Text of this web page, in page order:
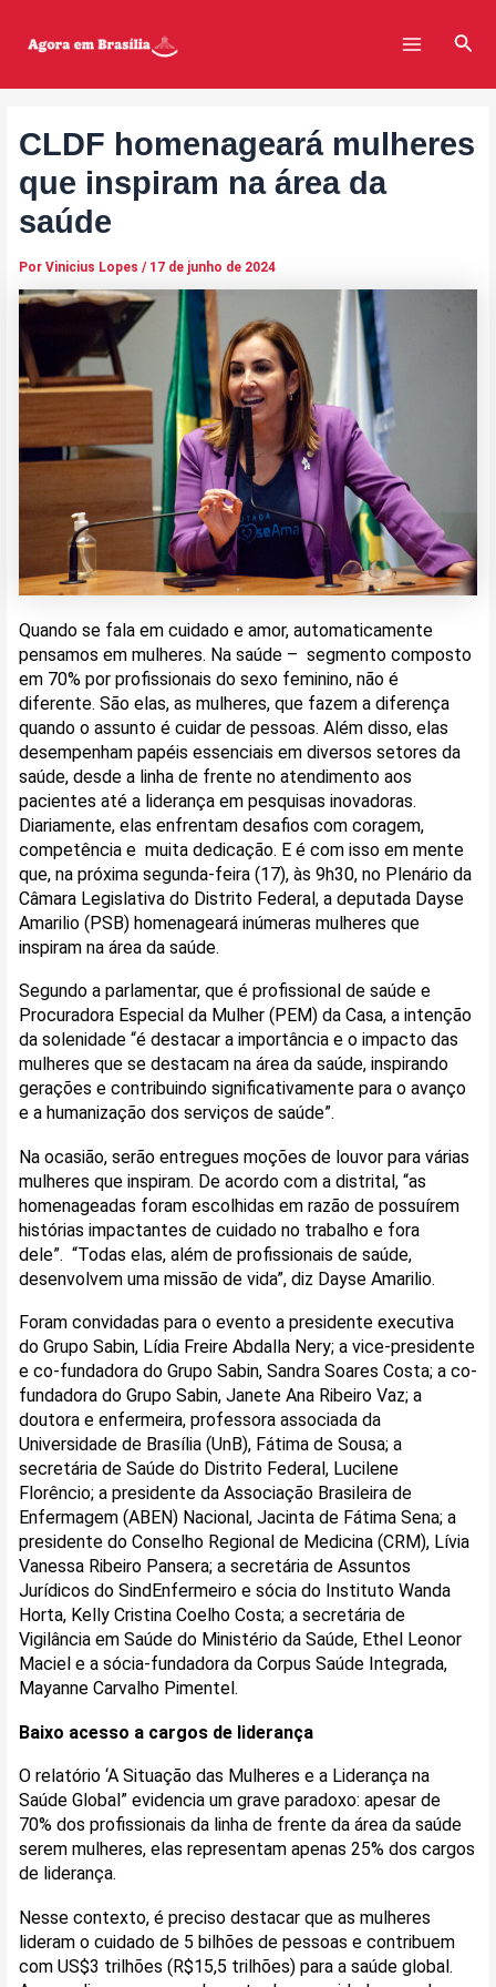
Menu
CLDF homenageará mulheres
que inspiram na área da
saúde
Por Vinicius Lopes / 17 de junho de 2024
Quando se fala em cuidado e amor, automaticamente
pensamos em mulheres. Na saúde – segmento composto
em 70% por profissionais do sexo feminino, não é
diferente. São elas, as mulheres, que fazem a diferença
quando o assunto é cuidar de pessoas. Além disso, elas
desempenham papéis essenciais em diversos setores da
saúde, desde a linha de frente no atendimento aos
pacientes até a liderança em pesquisas inovadoras.
Diariamente, elas enfrentam desafios com coragem,
competência e muita dedicação. E é com isso em mente
que, na próxima segunda-feira (17), às 9h30, no Plenário da
Câmara Legislativa do Distrito Federal, a deputada Dayse
Amarilio (PSB) homenageará inúmeras mulheres que
inspiram na área da saúde.
Segundo a parlamentar, que é profissional de saúde e
Procuradora Especial da Mulher (PEM) da Casa, a intenção
da solenidade “é destacar a importância e o impacto das
mulheres que se destacam na área da saúde, inspirando
gerações e contribuindo significativamente para o avanço
e a humanização dos serviços de saúde”.
Na ocasião, serão entregues moções de louvor para várias
mulheres que inspiram. De acordo com a distrital, “as
homenageadas foram escolhidas em razão de possuírem
histórias impactantes de cuidado no trabalho e fora
dele”. “Todas elas, além de profissionais de saúde,
desenvolvem uma missão de vida”, diz Dayse Amarilio.
Foram convidadas para o evento a presidente executiva
do Grupo Sabin, Lídia Freire Abdalla Nery; a vice-presidente
e co-fundadora do Grupo Sabin, Sandra Soares Costa; a co-
fundadora do Grupo Sabin, Janete Ana Ribeiro Vaz; a
doutora e enfermeira, professora associada da
Universidade de Brasília (UnB), Fátima de Sousa; a
secretária de Saúde do Distrito Federal, Lucilene
Florêncio; a presidente da Associação Brasileira de
Enfermagem (ABEN) Nacional, Jacinta de Fátima Sena; a
presidente do Conselho Regional de Medicina (CRM), Lívia
Vanessa Ribeiro Pansera; a secretária de Assuntos
Jurídicos do SindEnfermeiro e sócia do Instituto Wanda
Horta, Kelly Cristina Coelho Costa; a secretária de
Vigilância em Saúde do Ministério da Saúde, Ethel Leonor
Maciel e a sócia-fundadora da Corpus Saúde Integrada,
Mayanne Carvalho Pimentel.
Baixo acesso a cargos de liderança
O relatório ‘A Situação das Mulheres e a Liderança na
Saúde Global” evidencia um grave paradoxo: apesar de
70% dos profissionais da linha de frente da área da saúde
serem mulheres, elas representam apenas 25% dos cargos
de liderança.
Nesse contexto, é preciso destacar que as mulheres
lideram o cuidado de 5 bilhões de pessoas e contribuem
com US$3 trilhões (R$15,5 trilhões) para a saúde global.